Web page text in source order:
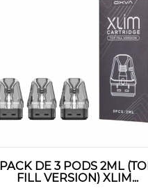
PACK DE 3 PODS 2ML
FILL VERSION) XLIM...